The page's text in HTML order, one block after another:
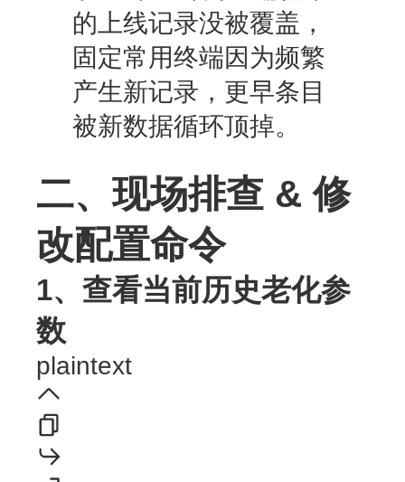
的上线记录没被覆盖，
固定常用终端因为频繁
产生新记录，更早条目
被新数据循环顶掉。
二、现场排查 & 修
改配置命令
1、查看当前历史老化参
数
plaintext